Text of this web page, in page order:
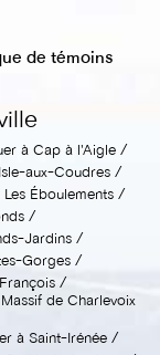
de témoins
à Cap à l'Aigle
aux-Coudres
Éboulements
Jardins
Gorges
de Charlevoix
à Saint-Irénée